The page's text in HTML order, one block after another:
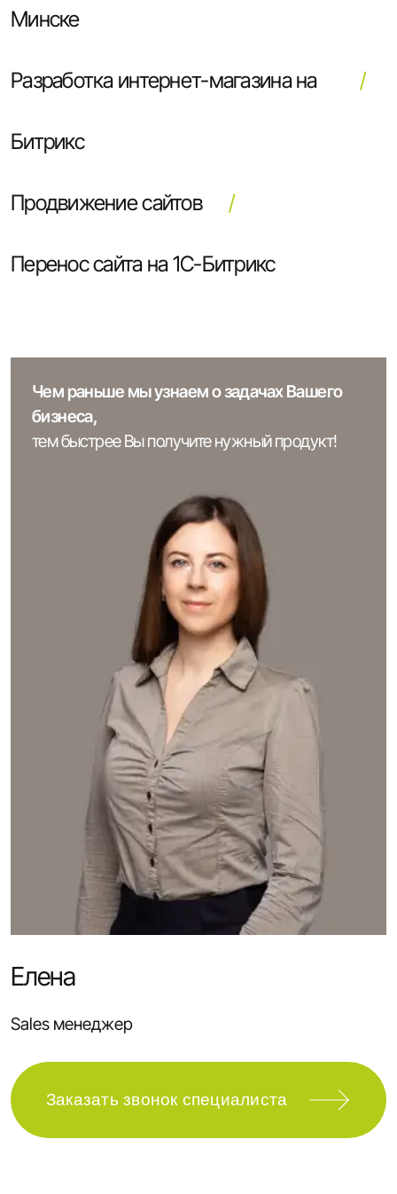
Минске
Разработка интернет-магазина на
Битрикс
Продвижение сайтов
Перенос сайта на 1С-Битрикс
Чем раньше мы узнаем о задачах Вашего
бизнеса,
тем быстрее Вы получите нужный продукт!
Заказать звонок специалиста
Елена
Sales менеджер